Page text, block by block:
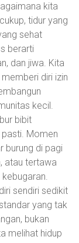
kita
tidur yang
sehat
berarti
dan jiwa. Kita
diri izin
kecil.
bibit
Momen
burung di pagi
atau tertawa
sendiri sedikit
yang tak
bukan
melihat hidup